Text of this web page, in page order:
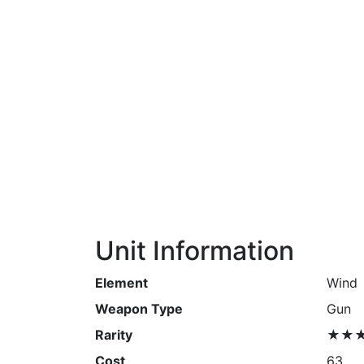
Unit Information
Element
Wind
Weapon Type
Gun
Rarity
Cost
63